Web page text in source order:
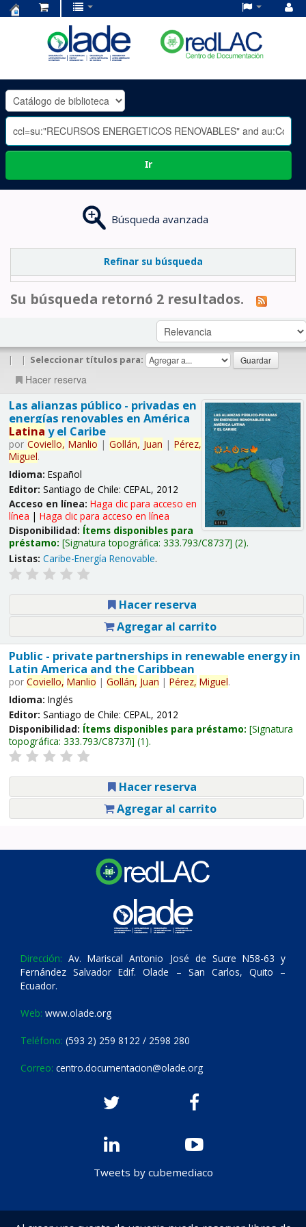
OLADE
-
Ir
Búsqueda avanzada
Refinar su búsqueda
Su búsqueda retornó 2 resultados.
| | Seleccionar títulos para:
Hacer reserva
Las alianzas público - privadas en
energías renovables en América
Latina y el Caribe
por Coviello, Manlio | Gollán, Juan | Pérez,
Miguel.
Idioma: Español
Editor: Santiago de Chile: CEPAL, 2012
Acceso en línea: Haga clic para acceso en
línea | Haga clic para acceso en línea
Disponibilidad: Ítems disponibles para
préstamo: Signatura topográfica: 333.793/C8737 (2).
Listas: Caribe-Energía Renovable.
Hacer reserva
Agregar al carrito
Public - private partnerships in renewable energy in
Latin America and the Caribbean
por Coviello, Manlio | Gollán, Juan | Pérez, Miguel.
Idioma: Inglés
Editor: Santiago de Chile: CEPAL, 2012
Disponibilidad: Ítems disponibles para préstamo: Signatura
topográfica: 333.793/C8737i (1).
Hacer reserva
Agregar al carrito
Dirección: Av. Mariscal Antonio José de Sucre N58-63 y
Fernández Salvador Edif. Olade – San Carlos, Quito –
Ecuador.
Web: www.olade.org
Teléfono: (593 2) 259 8122 / 2598 280
Correo: centro.documentacion@olade.org
Tweets by cubemediaco